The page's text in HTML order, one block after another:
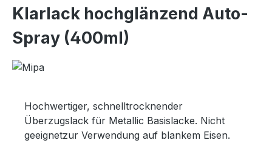
Klarlack hochglänzend Auto-
Spray (400ml)
Hochwertiger, schnelltrocknender
Überzugslack für Metallic Basislacke. Nicht
geeignetzur Verwendung auf blankem Eisen.